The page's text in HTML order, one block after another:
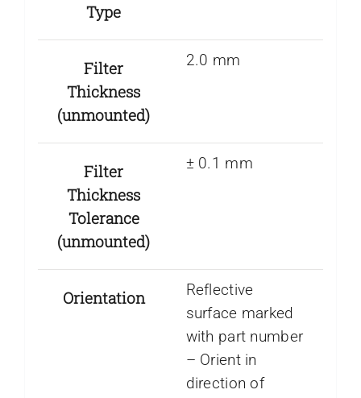
Type
Filter
Thickness
(unmounted)
2.0 mm
Filter
Thickness
Tolerance
(unmounted)
± 0.1 mm
Orientation
Reflective
surface marked
with part number
– Orient in
direction of